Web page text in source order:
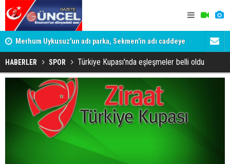
Merhum Uykusuz'un adı parka, Sekmen'in adı caddeye
verildi Gözaltına
HABERLER SPOR Türkiye Kupası'nda eşleşmeler belli oldu